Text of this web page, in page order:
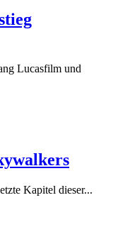
Lucasfilm und
Kapitel dieser...